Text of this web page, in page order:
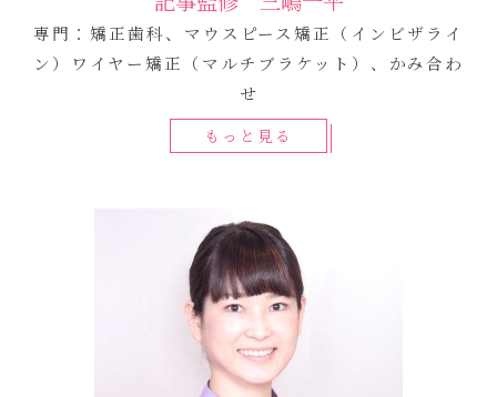
専門：矯正歯科、マウスピース矯正（インビザライ
ン）ワイヤー矯正（マルチブラケット）、かみ合わ
せ
もっと見る